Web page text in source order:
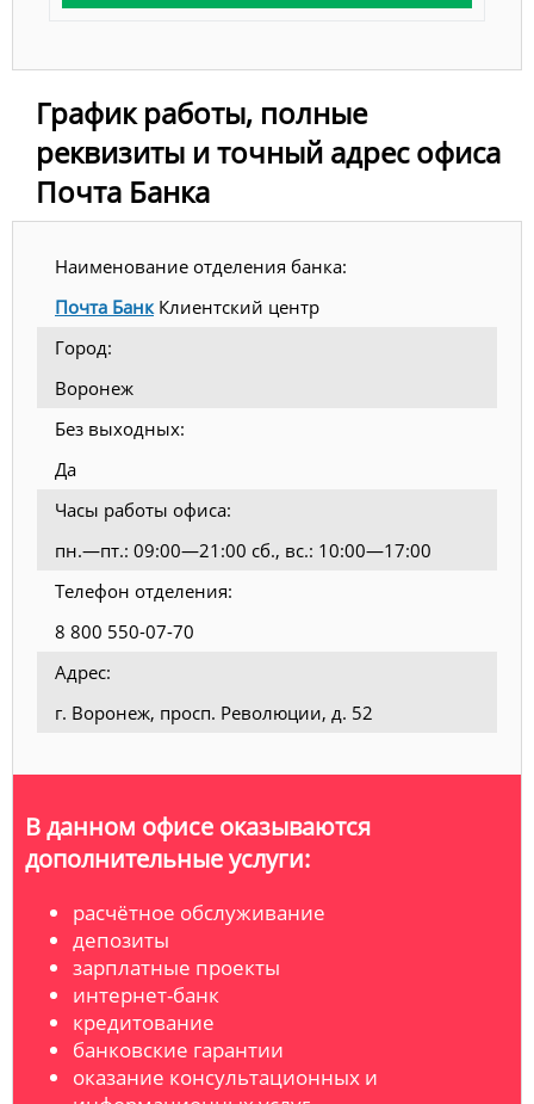
График работы, полные
реквизиты и точный адрес офиса
Почта Банка
Наименование отделения банка:
Почта БанкКлиентский центр
Город:
Воронеж
Без выходных:
Да
Часы работы офиса:
пн.—пт.: 09:00—21:00 сб., вс.: 10:00—17:00
Телефон отделения:
8 800 550-07-70
Адрес:
г. Воронеж, просп. Революции, д. 52
В данном офисе оказываются
дополнительные услуги:
расчётное обслуживание
депозиты
зарплатные проекты
интернет-банк
кредитование
банковские гарантии
оказание консультационных и